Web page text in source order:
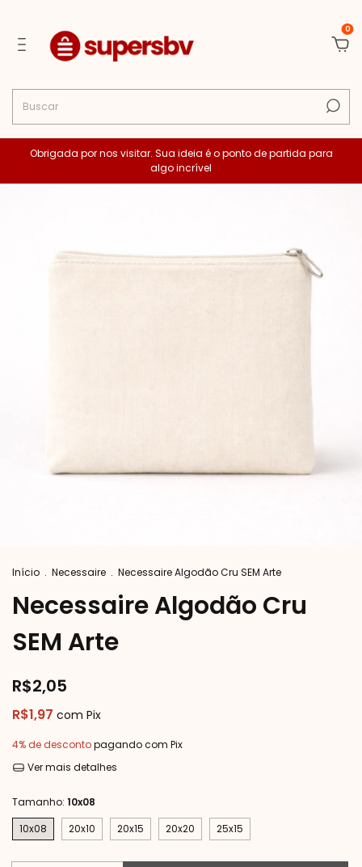
0
Obrigada por nos visitar. Sua ideia é o ponto de partida para
algo incrível
Início . Necessaire . Necessaire Algodão Cru SEM Arte
Necessaire Algodão Cru
SEM Arte
R$2,05
R$1,97 com Pix
4% de descontopagando com Pix
Ver mais detalhes
Tamanho: 10x08
10x08
20x10 20x15 20x20 25x15